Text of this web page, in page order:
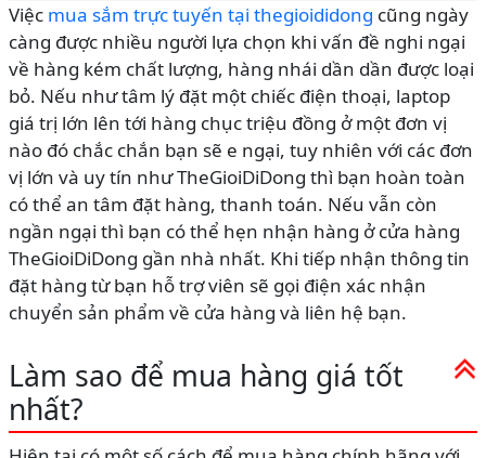
Việc mua sắm trực tuyến tại thegioididong cũng ngày
càng được nhiều người lựa chọn khi vấn đề nghi ngại
về hàng kém chất lượng, hàng nhái dần dần được loại
bỏ. Nếu như tâm lý đặt một chiếc điện thoại, laptop
giá trị lớn lên tới hàng chục triệu đồng ở một đơn vị
nào đó chắc chắn bạn sẽ e ngại, tuy nhiên với các đơn
vị lớn và uy tín như TheGioiDiDong thì bạn hoàn toàn
có thể an tâm đặt hàng, thanh toán. Nếu vẫn còn
ngần ngại thì bạn có thể hẹn nhận hàng ở cửa hàng
TheGioiDiDong gần nhà nhất. Khi tiếp nhận thông tin
đặt hàng từ bạn hỗ trợ viên sẽ gọi điện xác nhận
chuyển sản phẩm về cửa hàng và liên hệ bạn.
Làm sao để mua hàng giá tốt
nhất?